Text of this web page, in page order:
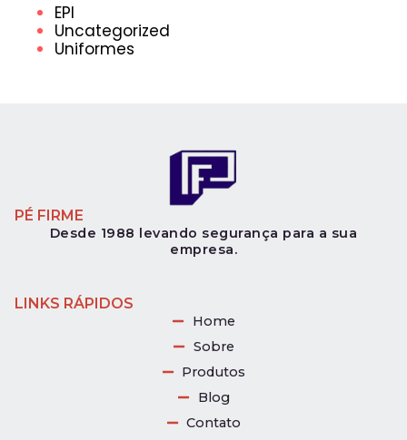
EPI
Uncategorized
Uniformes
PÉ FIRME
Desde 1988 levando segurança para a sua
empresa.
LINKS RÁPIDOS
Home
Sobre
Produtos
Blog
Contato